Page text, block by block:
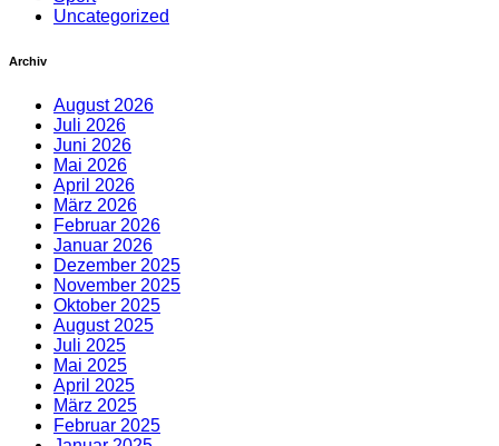
Uncategorized
Archiv
August 2026
Juli 2026
Juni 2026
Mai 2026
April 2026
März 2026
Februar 2026
Januar 2026
Dezember 2025
November 2025
Oktober 2025
August 2025
Juli 2025
Mai 2025
April 2025
März 2025
Februar 2025